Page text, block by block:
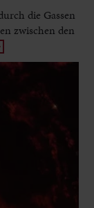
die Gassen
zwischen den